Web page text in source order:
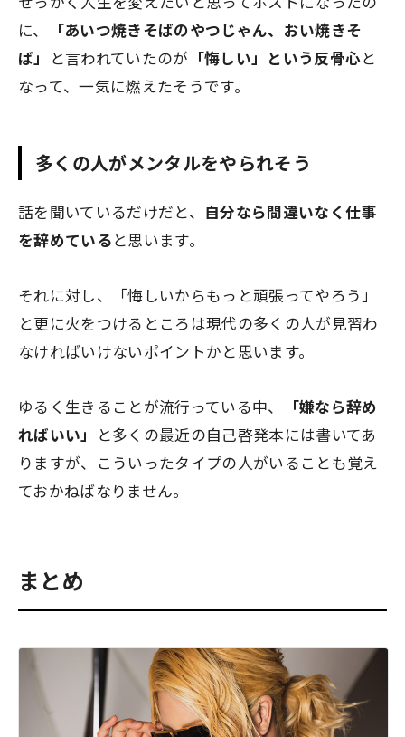
に、
「あいつ焼きそばのやつじゃん、おい焼きそ
ば」
と言われていたのが 「悔しい」という反骨心と
なって、一気に燃えたそうです。
多くの人がメンタルをやられそう
話を聞いているだけだと、 自分なら間違いなく仕事
を辞めていると思います。
それに対し、「悔しいからもっと頑張ってやろう」
と更に火をつけるところは現代の多くの人が見習わ
なければいけないポイントかと思います。
ゆるく生きることが流行っている中、
「嫌なら辞め
ればいい」
と多くの最近の自己啓発本には書いてあ
りますが、こういったタイプの人がいることも覚え
ておかねばなりません。
まとめ